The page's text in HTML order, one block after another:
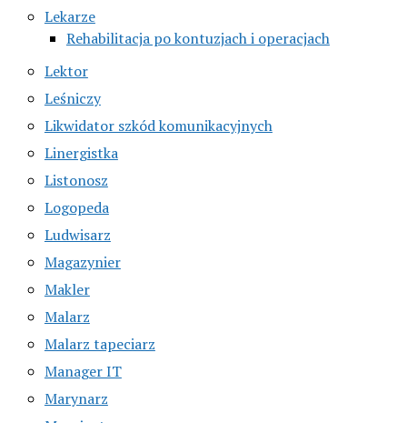
Lekarze
Rehabilitacja po kontuzjach i operacjach
Lektor
Leśniczy
Likwidator szkód komunikacyjnych
Linergistka
Listonosz
Logopeda
Ludwisarz
Magazynier
Makler
Malarz
Malarz tapeciarz
Manager IT
Marynarz